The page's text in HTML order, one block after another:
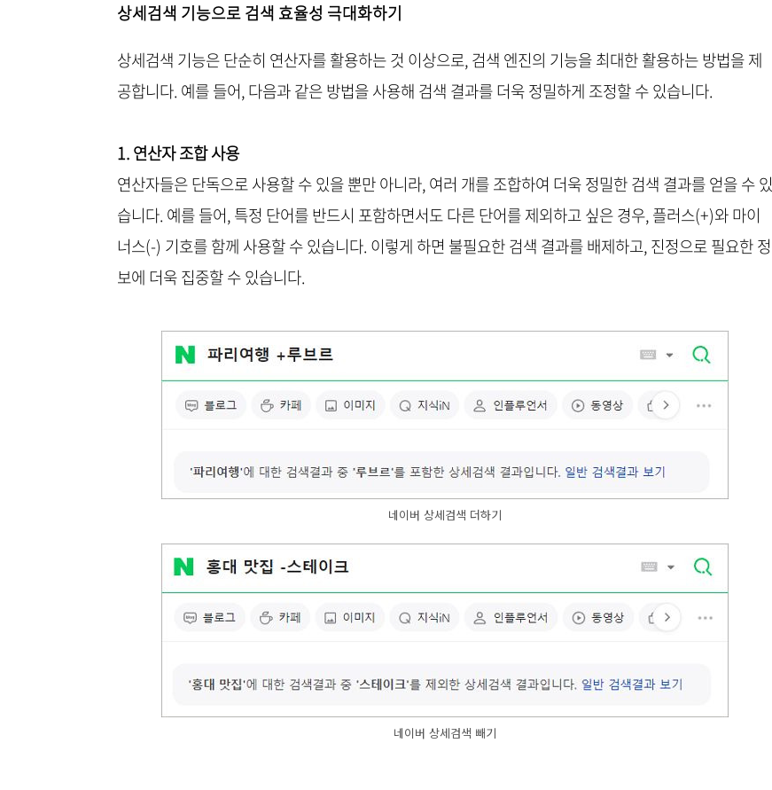
상세검색 기능으로 검색 효율성 극대화하기
상세검색 기능은 단순히 연산자를 활용하는 것 이상으로, 검색 엔진의 기능을 최대한 활용하는 방법을 제
공합니다. 예를 들어, 다음과 같은 방법을 사용해 검색 결과를 더욱 정밀하게 조정할 수 있습니다.
1. 연산자 조합 사용
연산자들은 단독으로 사용할 수 있을 뿐만 아니라, 여러 개를 조합하여 더욱 정밀한 검색 결과를 얻을 수 있
습니다. 예를 들어, 특정 단어를 반드시 포함하면서도 다른 단어를 제외하고 싶은 경우, 플러스(+)와 마이
너스(-) 기호를 함께 사용할 수 있습니다. 이렇게 하면 불필요한 검색 결과를 배제하고, 진정으로 필요한 정
보에 더욱 집중할 수 있습니다.
네이버 상세검색 더하기
네이버 상세검색 빼기